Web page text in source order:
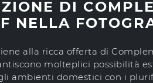
DI
NELLA
alla ricca offerta di
molteplici possibilità
ambienti domestici con i